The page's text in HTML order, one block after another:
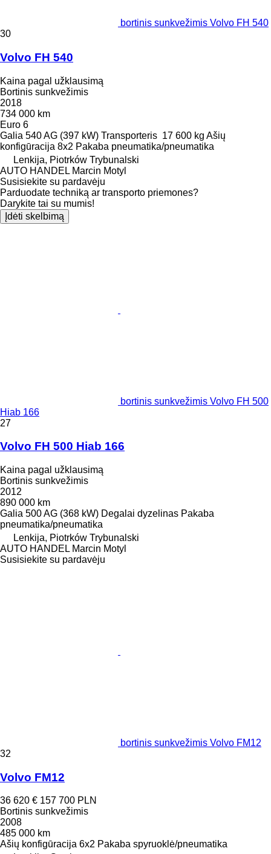
bortinis sunkvežimis Volvo FH 540
30
Volvo FH 540
Kaina pagal užklausimą
Bortinis sunkvežimis
2018
734 000 km
Euro 6
Galia 540 AG (397 kW) Transporteris 17 600 kg Ašių
konfigūracija 8x2 Pakaba pneumatika/pneumatika
Lenkija, Piotrków Trybunalski
AUTO HANDEL Marcin Motyl
Susisiekite su pardavėju
Parduodate techniką ar transporto priemones?
Darykite tai su mumis!
Įdėti skelbimą
bortinis sunkvežimis Volvo FH 500
Hiab 166
27
Volvo FH 500 Hiab 166
Kaina pagal užklausimą
Bortinis sunkvežimis
2012
890 000 km
Galia 500 AG (368 kW) Degalai dyzelinas Pakaba
pneumatika/pneumatika
Lenkija, Piotrków Trybunalski
AUTO HANDEL Marcin Motyl
Susisiekite su pardavėju
bortinis sunkvežimis Volvo FM12
32
Volvo FM12
36 620 € 157 700 PLN
Bortinis sunkvežimis
2008
485 000 km
Ašių konfigūracija 6x2 Pakaba spyruoklė/pneumatika